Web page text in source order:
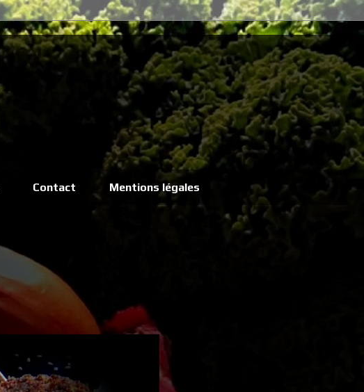
Contact Mentions légales